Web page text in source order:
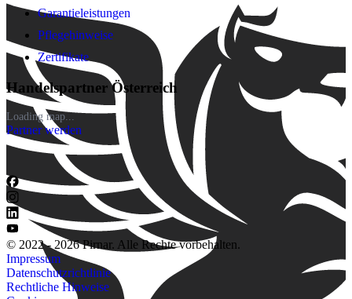
Garantieleistungen
Pflegehinweise
Zertifikate
Handelspartner Österreich
Loading map...
Partner werden
© 2022 - 2026 Pirnar. Alle Rechte vorbehalten.
Impressum
Datenschutzrichtlinie
Rechtliche Hinweise